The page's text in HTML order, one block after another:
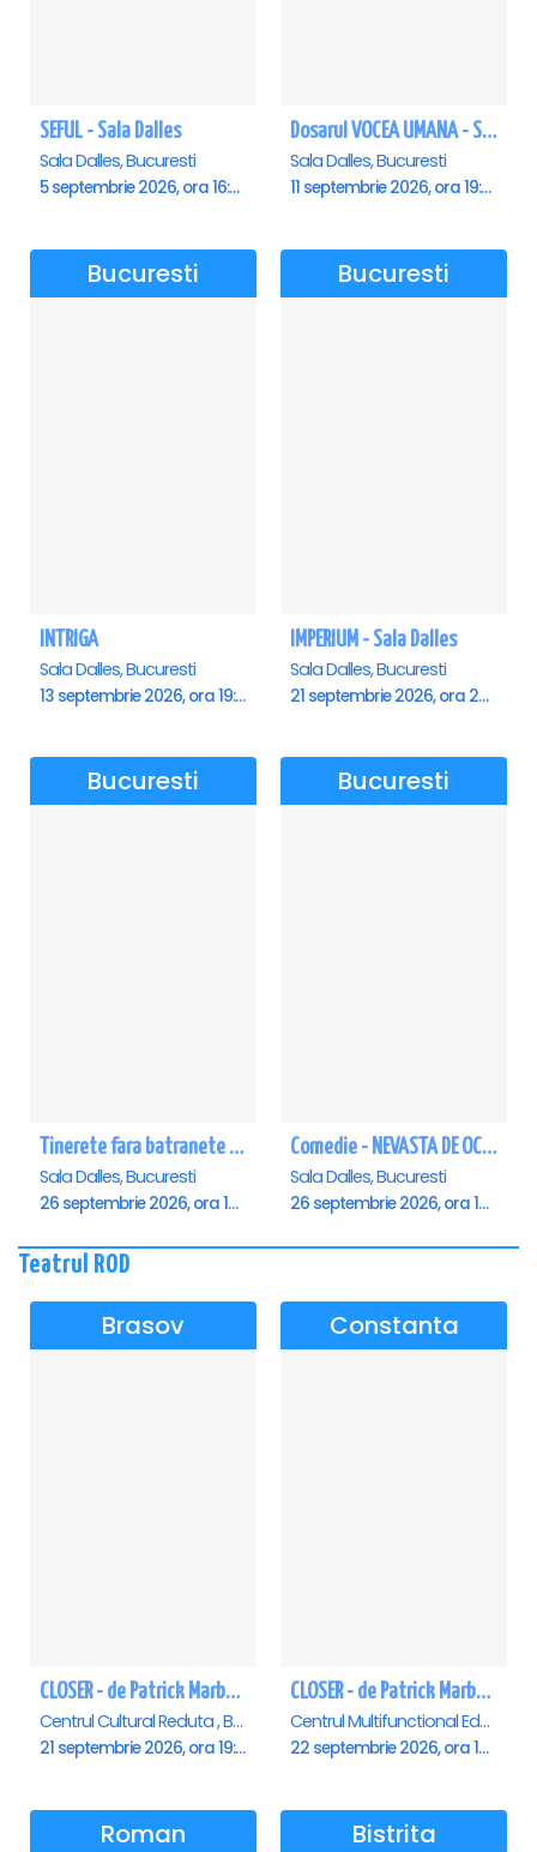
SEFUL - Sala Dalles
Sala Dalles, Bucuresti
5 septembrie 2026, ora 16:00
Dosarul VOCEA UMANA - Sala Dalles
Sala Dalles, Bucuresti
11 septembrie 2026, ora 19:30
Bucuresti
INTRIGA
Sala Dalles, Bucuresti
13 septembrie 2026, ora 19:00
Bucuresti
IMPERIUM - Sala Dalles
Sala Dalles, Bucuresti
21 septembrie 2026, ora 20:00
Bucuresti
Tinerete fara batranete si viata fara de moarte
Sala Dalles, Bucuresti
26 septembrie 2026, ora 10:30
Bucuresti
Comedie - NEVASTA DE OCAZIE !!!
Sala Dalles, Bucuresti
26 septembrie 2026, ora 19:00
Teatrul ROD
Brasov
CLOSER - de Patrick Marber - Premiera - Brasov
Centrul Cultural Reduta , Brasov
21 septembrie 2026, ora 19:00
Constanta
CLOSER - de Patrick Marber - Premiera - Constanta
Centrul Multifunctional Educativ pentru Tineret Jean Constantin, Constanta
22 septembrie 2026, ora 19:00
Roman Bistrita